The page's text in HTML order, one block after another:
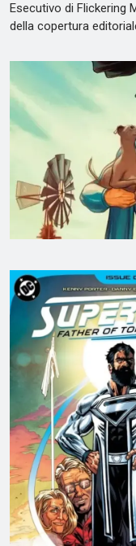
Esecutivo di Flickering
della copertura